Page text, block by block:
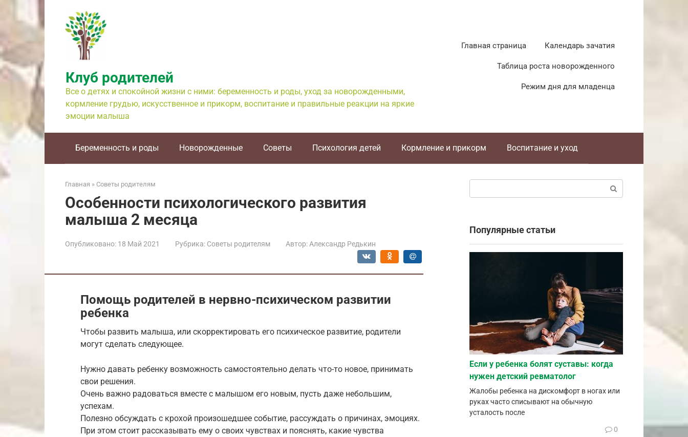
контенту
Клуб родителей
Все о детях и спокойной жизни с ними: беременность и роды, уход за новорожденными,
кормление грудью, искусственное и прикорм, воспитание и правильные реакции на яркие
эмоции малыша
Главная страница Календарь зачатия
Таблица роста новорожденного
Режим дня для младенца
Беременность и роды Новорожденные Советы Психология детей Кормление и прикорм Воспитание и уход
Главная » Советы родителям
Особенности психологического развития
малыша 2 месяца
Опубликовано: 18 Май 2021 Рубрика: Советы родителям Автор: Александр Редькин
Помощь родителей в нервно-психическом развитии
ребенка
Чтобы развить малыша, или скорректировать его психическое развитие, родители
могут сделать следующее.
Нужно давать ребенку возможность самостоятельно делать что-то новое, принимать
свои решения.
Очень важно радоваться вместе с малышом его новым, пусть даже небольшим,
успехам.
Полезно обсуждать с крохой произошедшее событие, рассуждать о причинах, эмоциях.
При этом стоит рассказывать ему о своих чувствах и пояснять, какие чувства
Популярные статьи
Если у ребенка болят суставы: когда
нужен детский ревматолог
Жалобы ребенка на дискомфорт в ногах или
руках часто списывают на обычную
усталость после
0